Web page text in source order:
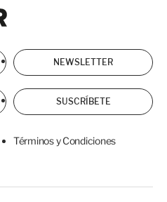
NEWSLETTER
SUSCRÍBETE
Términos y Condiciones